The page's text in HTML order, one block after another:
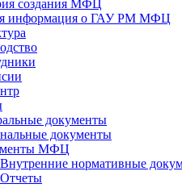
создания МФЦ
информация о ГАУ РМ МФЦ
документы
документы
МФЦ
Внутренние нормативные
Отчеты